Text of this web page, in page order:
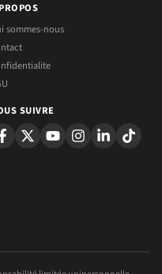
sommes-nous
SUIVRE